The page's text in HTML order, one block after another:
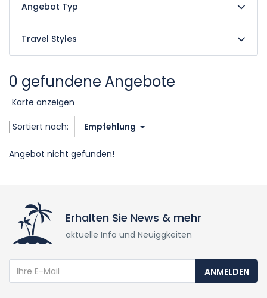
Angebot Typ
Travel Styles
0 gefundene Angebote
Karte anzeigen
Sortiert nach: Empfehlung
Angebot nicht gefunden!
Erhalten Sie News & mehr
aktuelle Info und Neuiggkeiten
ANMELDEN